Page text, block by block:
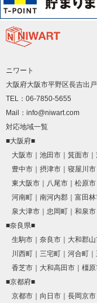
ニワート
大阪府大阪市平野区長吉出
TEL：06-7850-5655
Mail：info@niwart.com
対応地域一覧
■大阪府■
大阪市
池田市 箕面市
豊中市
摂津市 寝屋川市
東大阪市
八尾市 松原市
河南町
南河内郡 富田
泉大津市
忠岡町 和泉市
■奈良県■
生駒市
奈良市 大和郡
川西町
三宅町 河合町
香芝市
大和高田市 橿
■京都府■
京都市
向日市 長岡京市